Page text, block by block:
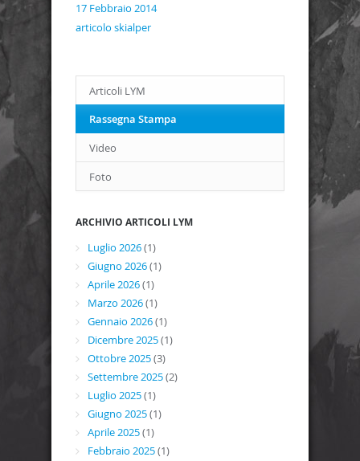
17 Febbraio 2014
articolo skialper
Articoli LYM
Rassegna Stampa
Video
Foto
ARCHIVIO ARTICOLI LYM
Luglio 2026(1)
Giugno 2026(1)
Aprile 2026(1)
Marzo 2026(1)
Gennaio 2026(1)
Dicembre 2025(1)
Ottobre 2025(3)
Settembre 2025(2)
Luglio 2025(1)
Giugno 2025(1)
Aprile 2025(1)
Febbraio 2025(1)